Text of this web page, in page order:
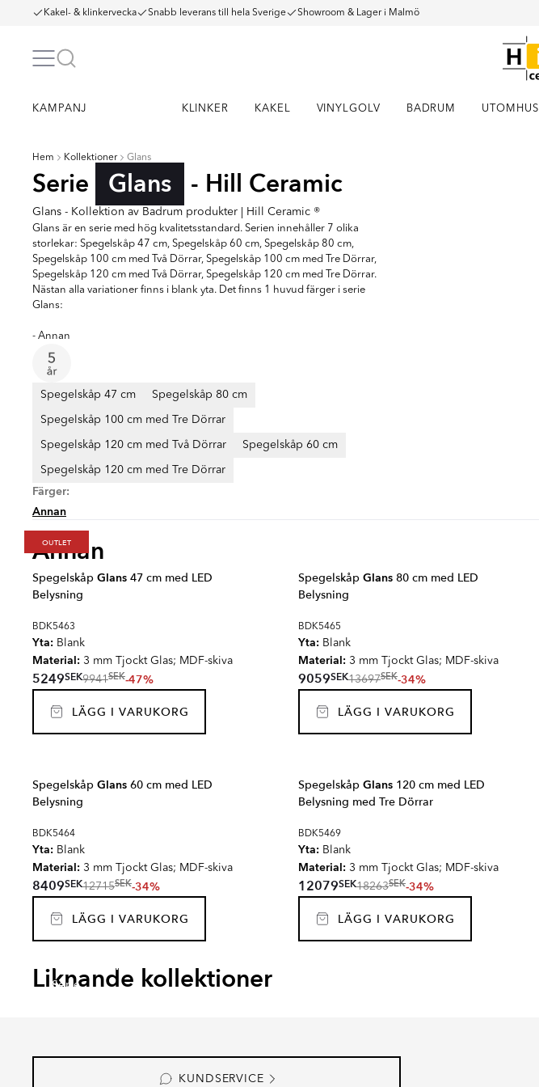
Kakel- & klinkervecka Snabb leverans till hela Sverige Showroom & Lager i Malmö
KAMPANJ KLINKER KAKEL VINYLGOLV BADRUM UTOMHUS
Hem Kollektioner Glans
Serie Glans - Hill Ceramic
Glans - Kollektion av Badrum produkter | Hill Ceramic ®
Glans är en serie med hög kvalitetsstandard. Serien innehåller 7 olika
storlekar: Spegelskåp 47 cm, Spegelskåp 60 cm, Spegelskåp 80 cm,
Spegelskåp 100 cm med Två Dörrar, Spegelskåp 100 cm med Tre Dörrar,
Spegelskåp 120 cm med Två Dörrar, Spegelskåp 120 cm med Tre Dörrar.
Nästan alla variationer finns i blank yta. Det finns 1 huvud färger i serie
Glans:
- Annan
Spegelskåp 47 cm Spegelskåp 80 cm
Spegelskåp 100 cm med Tre Dörrar
Spegelskåp 120 cm med Två Dörrar Spegelskåp 60 cm
Spegelskåp 120 cm med Tre Dörrar
Färger:
Annan
Annan
OUTLET
Spegelskåp Glans 47 cm med LED
Belysning
BDK5463
Yta: Blank
Material: 3 mm Tjockt Glas; MDF-skiva
5249SEK9941SEK-47%
LÄGG I VARUKORG
Spegelskåp Glans 80 cm med LED
Belysning
BDK5465
Yta: Blank
Material: 3 mm Tjockt Glas; MDF-skiva
9059SEK13697SEK-34%
LÄGG I VARUKORG
Spegelskåp Glans 60 cm med LED
Belysning
BDK5464
Yta: Blank
Material: 3 mm Tjockt Glas; MDF-skiva
8409SEK12715SEK-34%
LÄGG I VARUKORG
Spegelskåp Glans 120 cm med LED
Belysning med Tre Dörrar
BDK5469
Yta: Blank
Material: 3 mm Tjockt Glas; MDF-skiva
12079SEK18263SEK-34%
LÄGG I VARUKORG
Liknande kollektioner
Serie
CARRANO
Serie
KUNDSERVICE